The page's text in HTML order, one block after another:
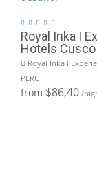
Royal Inka I
Hotels
Royal Inka I
PERU
from $86,40/